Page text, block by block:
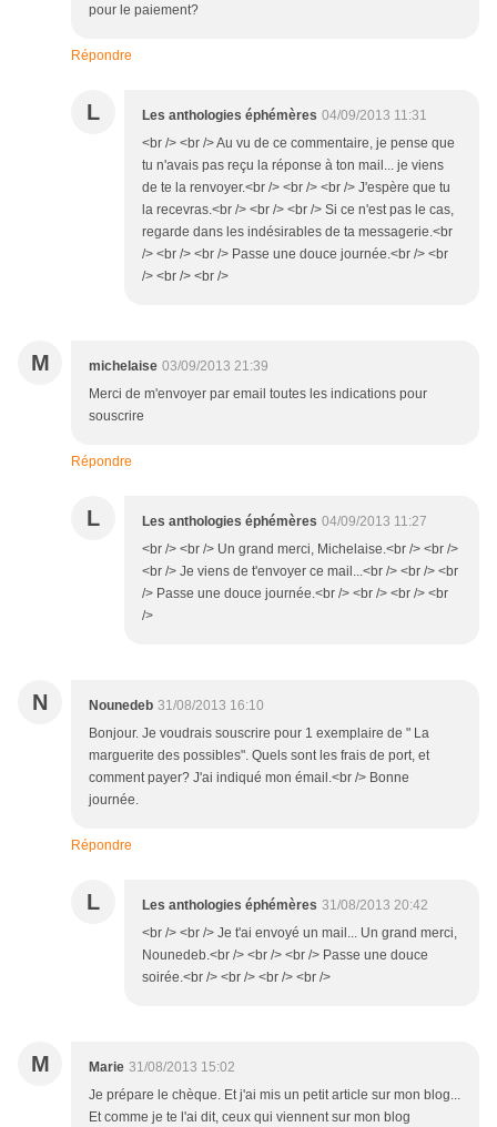
pour le paiement?
Répondre
L Les anthologies éphémères 04/09/2013 11:31
<br /> <br /> Au vu de ce commentaire, je pense que
tu n'avais pas reçu la réponse à ton mail... je viens
de te la renvoyer.<br /> <br /> <br /> J'espère que tu
la recevras.<br /> <br /> <br /> Si ce n'est pas le cas,
regarde dans les indésirables de ta messagerie.<br
/> <br /> <br /> Passe une douce journée.<br /> <br
/> <br /> <br />
M michelaise 03/09/2013 21:39
Merci de m'envoyer par email toutes les indications pour
souscrire
Répondre
L Les anthologies éphémères 04/09/2013 11:27
<br /> <br /> Un grand merci, Michelaise.<br /> <br />
<br /> Je viens de t'envoyer ce mail...<br /> <br /> <br
/> Passe une douce journée.<br /> <br /> <br /> <br
/>
N Nounedeb 31/08/2013 16:10
Bonjour. Je voudrais souscrire pour 1 exemplaire de " La
marguerite des possibles". Quels sont les frais de port, et
comment payer? J'ai indiqué mon émail.<br /> Bonne
journée.
Répondre
L Les anthologies éphémères 31/08/2013 20:42
<br /> <br /> Je t'ai envoyé un mail... Un grand merci,
Nounedeb.<br /> <br /> <br /> Passe une douce
soirée.<br /> <br /> <br /> <br />
M Marie 31/08/2013 15:02
Je prépare le chèque. Et j'ai mis un petit article sur mon blog...
Et comme je te l'ai dit, ceux qui viennent sur mon blog